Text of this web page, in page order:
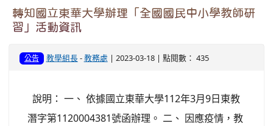
轉知國立東華大學辦理「全國國民中小學教師研
習」活動資訊
公告 教學組長-教務處 | 2023-03-18 | 點閱數： 435
說明： 一、 依據國立東華大學112年3月9日東教
潛字第1120004381號函辦理。 二、 因應疫情，教